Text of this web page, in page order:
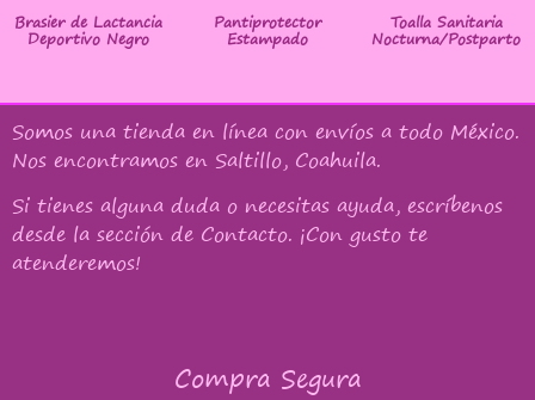
Brasier de Lactancia
Deportivo Negro
Pantiprotector
Estampado
Toalla Sanitaria
Nocturna/Postparto
Somos una tienda en línea con envíos a todo México.
Nos encontramos en Saltillo, Coahuila.
Si tienes alguna duda o necesitas ayuda, escríbenos
desde la sección de Contacto. ¡Con gusto te
atenderemos!
Compra Segura